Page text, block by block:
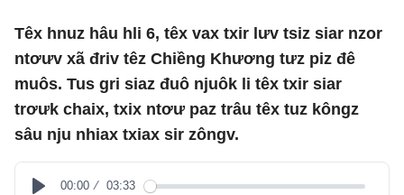
Têx hnuz hâu hli 6, têx vax txir lưv tsiz siar nzor
ntơưv xã đriv têz Chiềng Khương tưz piz đê
muôs. Tus gri siaz đuô njuôk li têx txir siar
trơưk chaix, txix ntơư paz trâu têx tuz kôngz
sâu nju nhiax txiax sir zôngv.
00:00 03:33